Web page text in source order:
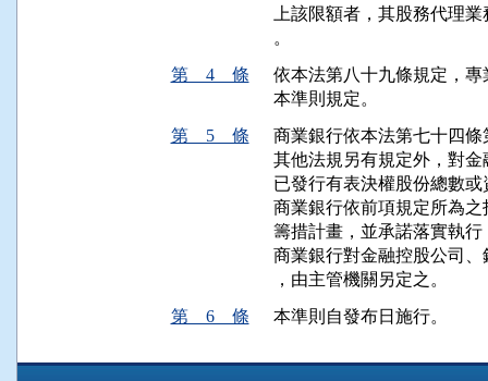
上該限額者，其股務代理
。
第 4 條
依本法第八十九條規定，
本準則規定。
第 5 條
商業銀行依本法第七十四
其他法規另有規定外，對
已發行有表決權股份總數
商業銀行依前項規定所為
籌措計畫，並承諾落實執
商業銀行對金融控股公司
，由主管機關另定之。
第 6 條
本準則自發布日施行。